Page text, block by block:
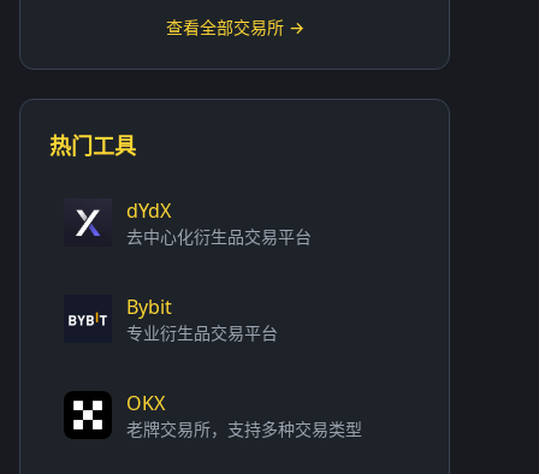
查看全部交易所 →
热门工具
dYdX
去中心化衍生品交易平台
Bybit
专业衍生品交易平台
OKX
老牌交易所，支持多种交易类型